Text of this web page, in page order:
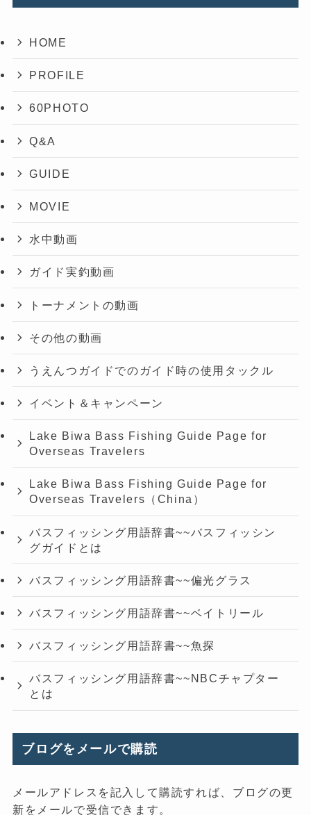
HOME
PROFILE
60PHOTO
Q&A
GUIDE
MOVIE
水中動画
ガイド実釣動画
トーナメントの動画
その他の動画
うえんつガイドでのガイド時の使用タックル
イベント＆キャンペーン
Lake Biwa Bass Fishing Guide Page for
Overseas Travelers
Lake Biwa Bass Fishing Guide Page for
Overseas Travelers（China）
バスフィッシング用語辞書~~バスフィッシン
グガイドとは
バスフィッシング用語辞書~~偏光グラス
バスフィッシング用語辞書~~ベイトリール
バスフィッシング用語辞書~~魚探
バスフィッシング用語辞書~~NBCチャプター
とは
ブログをメールで購読
メールアドレスを記入して購読すれば、ブログの更
新をメールで受信できます。